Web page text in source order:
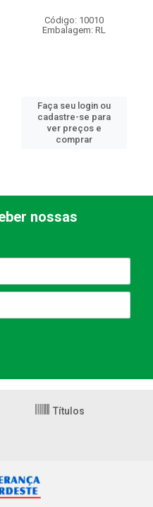
Código: 10010
Embalagem: RL
Faça seu login ou
cadastre-se para
ver preços e
comprar
nossas
Títulos